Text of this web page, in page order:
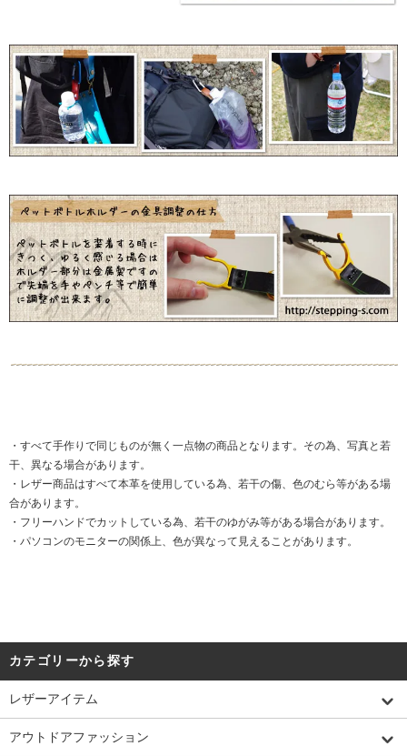
・すべて手作りで同じものが無く一点物の商品となります。その為、写真と若
干、異なる場合があります。
・レザー商品はすべて本革を使用している為、若干の傷、色のむら等がある場
合があります。
・フリーハンドでカットしている為、若干のゆがみ等がある場合があります。
・パソコンのモニターの関係上、色が異なって見えることがあります。
カテゴリーから探す
レザーアイテム
アウトドアファッション